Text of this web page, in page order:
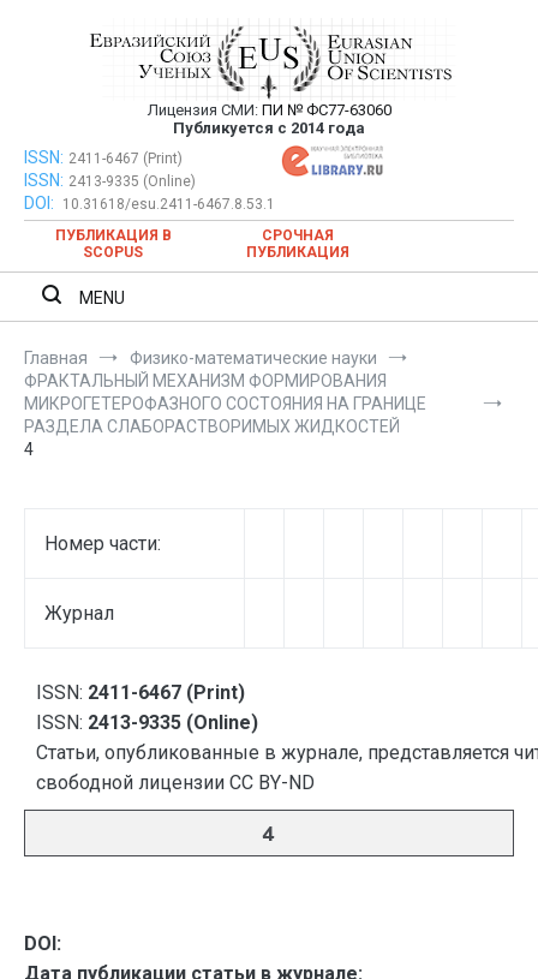
Евразийский Союз Ученых —
публикация научных статей в
ежемесячном научном журнале
Лицензия СМИ: ПИ № ФС77-63060
Публикуется с 2014 года
Евразийский Союз Ученых — публикация научных статей в
ежемесячном научном журнале
ISSN: 2411-6467 (Print)
ISSN: 2413-9335 (Online)
DOI:
10.31618/esu.2411-6467.8.53.1
ПУБЛИКАЦИЯ В
SCOPUS
СРОЧНАЯ
ПУБЛИКАЦИЯ
MENU
Главная
Физико-математические науки
ФРАКТАЛЬНЫЙ МЕХАНИЗМ ФОРМИРОВАНИЯ
МИКРОГЕТЕРОФАЗНОГО СОСТОЯНИЯ НА ГРАНИЦЕ
РАЗДЕЛА СЛАБОРАСТВОРИМЫХ ЖИДКОСТЕЙ
4
Номер части:
Журнал
ISSN: 2411-6467 (Print)
ISSN: 2413-9335 (Online)
Статьи, опубликованные в журнале, представляется
свободной лицензии CC BY-ND
4
DOI:
Дата публикации статьи в журнале: